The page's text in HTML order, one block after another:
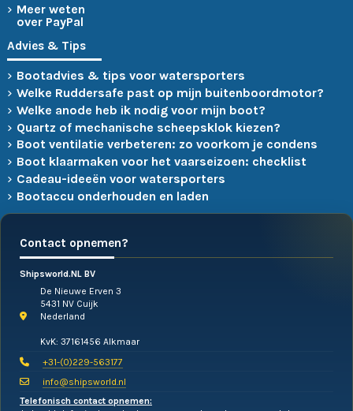
Meer weten
over PayPal
Advies & Tips
Bootadvies & tips voor watersporters
Welke Ruddersafe past op mijn buitenboordmotor?
Welke anode heb ik nodig voor mijn boot?
Quartz of mechanische scheepsklok kiezen?
Boot ventilatie verbeteren: zo voorkom je condens
Boot klaarmaken voor het vaarseizoen: checklist
Cadeau-ideeën voor watersporters
Bootaccu onderhouden en laden
Contact opnemen?
Shipsworld.NL BV
De Nieuwe Erven 3
5431 NV Cuijk
Nederland
KvK: 37161456 Alkmaar
+31-(0)229-563177
info@shipsworld.nl
Telefonisch contact opnemen: